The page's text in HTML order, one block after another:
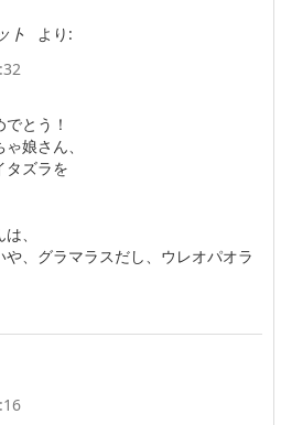
ト
より:
とう！
娘さん、
タズラを
、
、グラマラスだし、ウレオパオラ